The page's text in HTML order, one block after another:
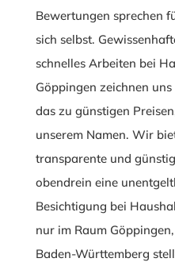
Bewertungen sprechen
sich selbst.
schnelles Arbeiten bei
Göppingen zeichnen
das zu günstigen
unserem Namen. Wir
transparente und
obendrein eine
Besichtigung bei
nur im Raum
Baden-Württemberg